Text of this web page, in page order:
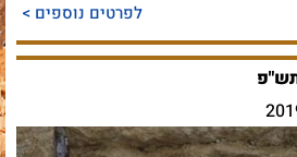
לפרטים נוספים >